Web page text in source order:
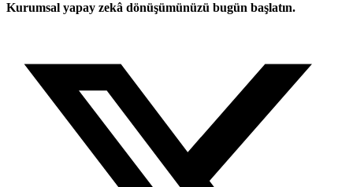
Kurumsal yapay zekâ dönüşümünüzü bugün başlatın.